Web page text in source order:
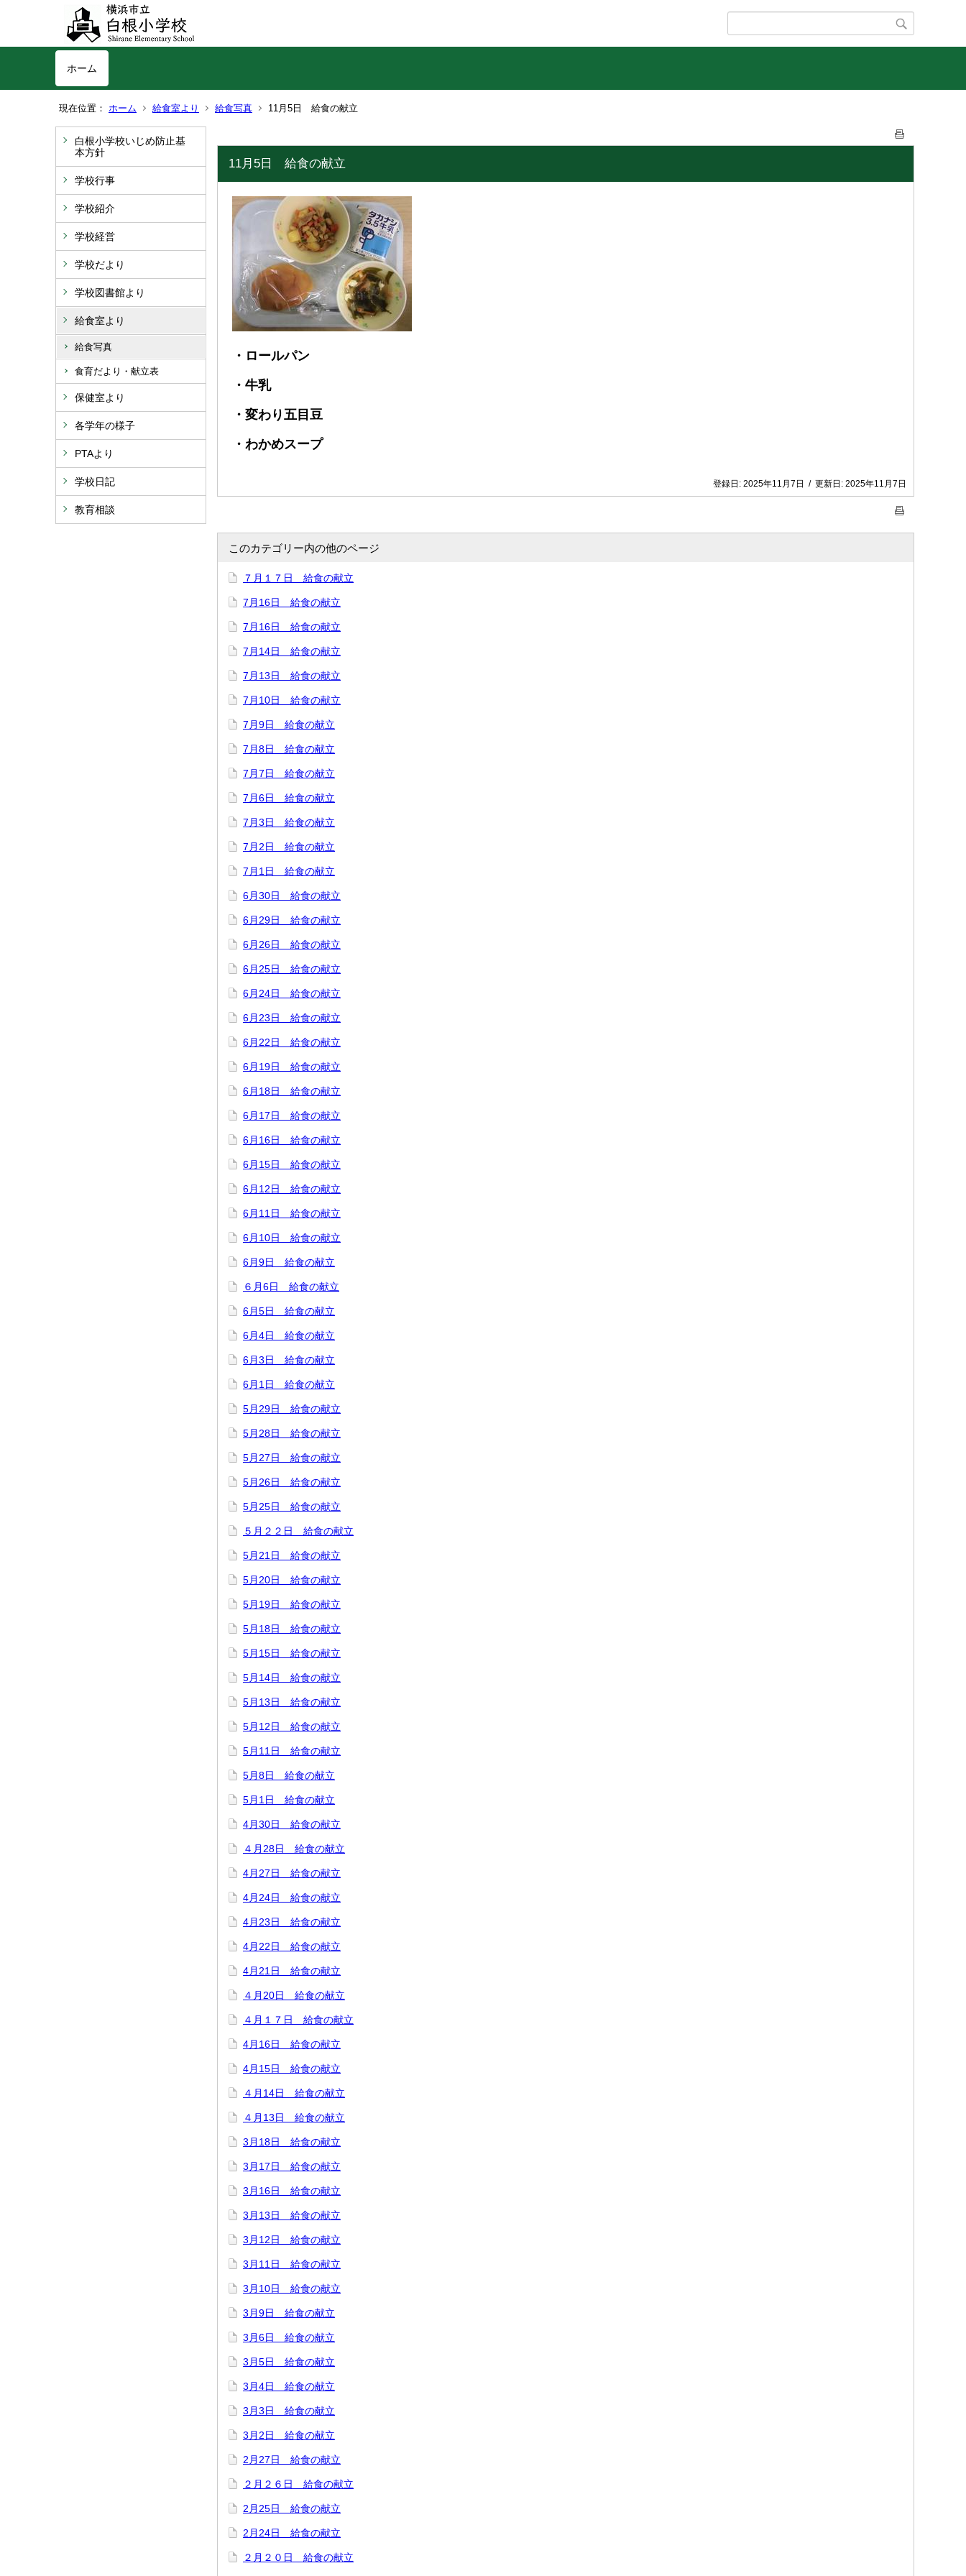
ホーム
現在位置： ホーム 給食室より 給食写真 11月5日 給食の献立
白根小学校いじめ防止基
本方針
学校行事
学校紹介
学校経営
学校だより
学校図書館より
給食室より
給食写真
食育だより・献立表
保健室より
各学年の様子
PTAより
学校日記
教育相談
11月5日 給食の献立
・ロールパン
・牛乳
・変わり五目豆
・わかめスープ
登録日: 2025年11月7日 / 更新日: 2025年11月7日
このカテゴリー内の他のページ
７月１７日 給食の献立
7月16日 給食の献立
7月16日 給食の献立
7月14日 給食の献立
7月13日 給食の献立
7月10日 給食の献立
7月9日 給食の献立
7月8日 給食の献立
7月7日 給食の献立
7月6日 給食の献立
7月3日 給食の献立
7月2日 給食の献立
7月1日 給食の献立
6月30日 給食の献立
6月29日 給食の献立
6月26日 給食の献立
6月25日 給食の献立
6月24日 給食の献立
6月23日 給食の献立
6月22日 給食の献立
6月19日 給食の献立
6月18日 給食の献立
6月17日 給食の献立
6月16日 給食の献立
6月15日 給食の献立
6月12日 給食の献立
6月11日 給食の献立
6月10日 給食の献立
6月9日 給食の献立
６月6日 給食の献立
6月5日 給食の献立
6月4日 給食の献立
6月3日 給食の献立
6月1日 給食の献立
5月29日 給食の献立
5月28日 給食の献立
5月27日 給食の献立
5月26日 給食の献立
5月25日 給食の献立
５月２２日 給食の献立
5月21日 給食の献立
5月20日 給食の献立
5月19日 給食の献立
5月18日 給食の献立
5月15日 給食の献立
5月14日 給食の献立
5月13日 給食の献立
5月12日 給食の献立
5月11日 給食の献立
5月8日 給食の献立
5月1日 給食の献立
4月30日 給食の献立
４月28日 給食の献立
4月27日 給食の献立
4月24日 給食の献立
4月23日 給食の献立
4月22日 給食の献立
4月21日 給食の献立
４月20日 給食の献立
４月１７日 給食の献立
4月16日 給食の献立
4月15日 給食の献立
４月14日 給食の献立
４月13日 給食の献立
3月18日 給食の献立
3月17日 給食の献立
3月16日 給食の献立
3月13日 給食の献立
3月12日 給食の献立
3月11日 給食の献立
3月10日 給食の献立
3月9日 給食の献立
3月6日 給食の献立
3月5日 給食の献立
3月4日 給食の献立
3月3日 給食の献立
3月2日 給食の献立
2月27日 給食の献立
２月２６日 給食の献立
2月25日 給食の献立
2月24日 給食の献立
２月２０日 給食の献立